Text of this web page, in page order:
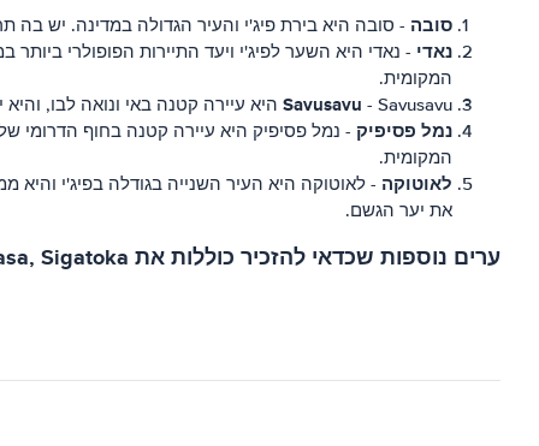
סובה - סובה היא בירת פיג'י והעיר הגדולה במדינה. יש
נאדי - נאדי היא השער לפיג'י ויעד התיירות הפופולרי
המקומית.
Savusavu - Savusavu היא עיירה קטנה באי ונואה לבו, והיא ידועה בחופים המדהימים שלה ובמים הצלולים. זהו מקום נהדר למנוחה, ויש שפע של פעילויות ליהנות מהן, מדייג ושייט ועד לחקר יער הגשם.
נמל פסיפיק - נמל פסיפיק היא עיירה קטנה בחוף הדרומי
המקומית.
לאוטוקה - לאוטוקה היא העיר השנייה בגודלה בפיג'י
את יער הגשם.
ערים נוספות שכדאי להזכיר כוללות את Labasa, Sigatoka ו-Tavua. כל הערים האלה מציעות משהו ייחודי ושווה לחקור אם יש לך זמן.